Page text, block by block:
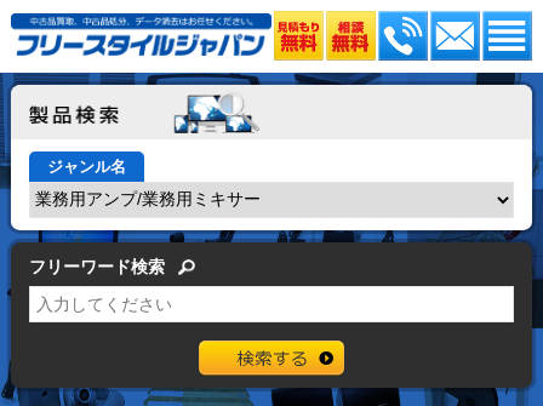
ジャンル名
フリーワード検索